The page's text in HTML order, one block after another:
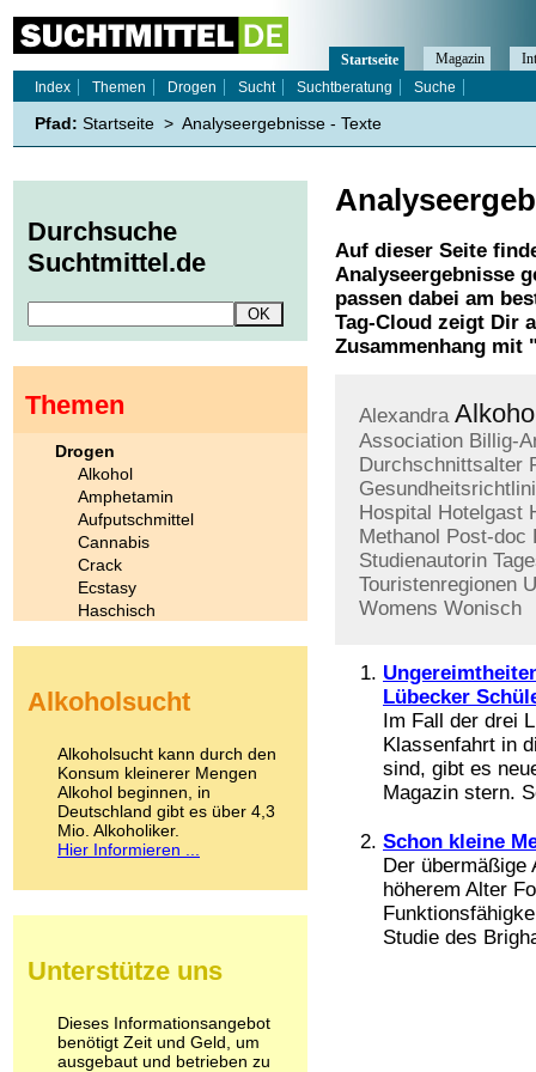
Auf dieser Seite
Analyseergebnisse
passen dabei am
Tag-Cloud zeigt Dir
Zusammenhang mit
Alexandra
Association Billig-
Durchschnittsalter
Hospital Hotelgast
Methanol Post-doc
Studienautorin
Touristenregionen
Womens Wonisch
Lübecker
Im Fall der drei
Klassenfahrt in
sind, gibt es
Magazin stern.
Schon kleine
Der übermäßige
höherem Alter
Studie des
Startseite Magazin
Index
Themen Drogen Sucht Suchtberatung Suche
Pfad: Startseite > Analyseergebnisse - Texte
Durchsuche
Suchtmittel.de
Themen
Drogen
Alkohol
Amphetamin
Aufputschmittel
Cannabis
Crack
Ecstasy
Haschisch
Kokain
LSD
Marihuana
Medikamente
Meskalin
Metamphetamin
Methadon
Pilze
Psychopharmaka
Schlafmittel
Schmerzmittel
Alkoholsucht
Alkoholsucht kann durch den
Konsum kleinerer Mengen
Alkohol beginnen, in
Deutschland gibt es über 4,3
Mio. Alkoholiker.
Hier Informieren ...
Unterstütze uns
Dieses Informationsangebot
benötigt Zeit und Geld, um
ausgebaut und betrieben zu